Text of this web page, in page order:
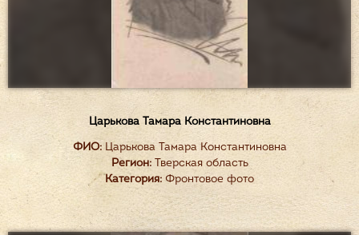
Царькова Тамара Константиновна
ФИО:Царькова Тамара Константиновна
Регион:Тверская область
Категория: Фронтовое фото